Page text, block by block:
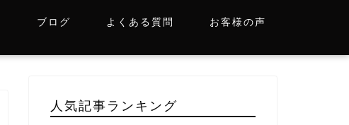
ブログ よくある質問 お客様の声
人気記事ランキング